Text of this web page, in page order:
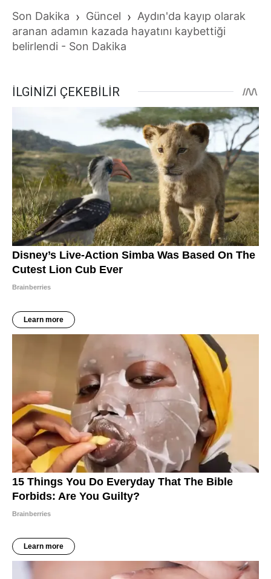
Son Dakika › Güncel › Aydın'da kayıp olarak
aranan adamın kazada hayatını kaybettiği
belirlendi - Son Dakika